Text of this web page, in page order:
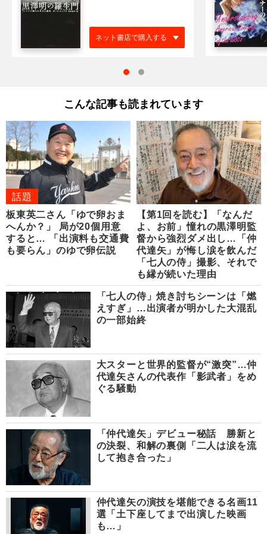
ネット書店で購入する
こんな記事も読まれています
話題
板東英二さん「ゆで卵おま
へんか？」 局が20個用意
すると… 「出演料も交通費
も要らん」のゆで卵伝説
【第1回を読む】「なんだ
よ、お前」憧れの黒澤明監
督から強烈ダメ出し…「仲
代達矢」が悔し涙を飲んだ
「七人の侍」撮影、それで
も縁が続いた理由
「七人の侍」焼き討ちシーンは「燃
えすぎ」…出演者が明かした大混乱
の一部始終
大スターと世界的監督が“激突”…仲
代達矢さんの代表作「影武者」をめ
ぐる騒動
「仲代達矢」デビュー秘話 勝新と
の決裂、和解の裏側「二人は涙を流
して抱き合った」
仲代達矢の演技を堪能できる名画11
選「土下座してまで出演した映画
も…」